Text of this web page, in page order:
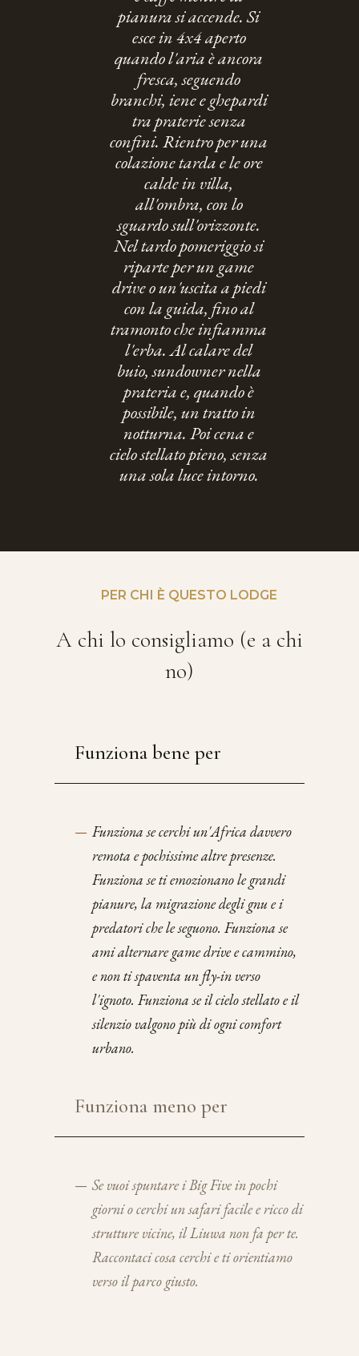
pianura si accende. Si
esce in 4x4 aperto
quando l'aria è ancora
fresca, seguendo
branchi, iene e ghepardi
tra praterie senza
confini. Rientro per una
colazione tarda e le ore
calde in villa,
all'ombra, con lo
sguardo sull'orizzonte.
Nel tardo pomeriggio si
riparte per un game
drive o un'uscita a piedi
con la guida, fino al
tramonto che infiamma
l'erba. Al calare del
buio, sundowner nella
prateria e, quando è
possibile, un tratto in
notturna. Poi cena e
cielo stellato pieno, senza
una sola luce intorno.
PER CHI È QUESTO LODGE
A chi lo consigliamo (e a chi
no)
Funziona bene per
— Funziona se cerchi un'Africa davvero
remota e pochissime altre presenze.
Funziona se ti emozionano le grandi
pianure, la migrazione degli gnu e i
predatori che le seguono. Funziona se
ami alternare game drive e cammino,
e non ti spaventa un fly-in verso
l'ignoto. Funziona se il cielo stellato e il
silenzio valgono più di ogni comfort
urbano.
Funziona meno per
— Se vuoi spuntare i Big Five in pochi
giorni o cerchi un safari facile e ricco di
strutture vicine, il Liuwa non fa per te.
Raccontaci cosa cerchi e ti orientiamo
verso il parco giusto.